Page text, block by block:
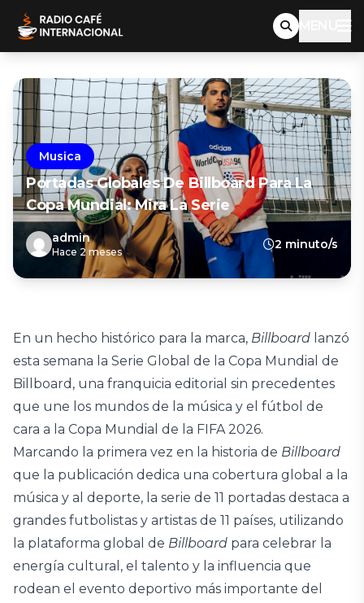
MENU
Musica
Portadas Globales De Billboard Para La
Copa Mundial: Mira La Serie
admin
Hace 2 meses
2 minuto/s
En un hecho histórico para la marca, Billboard lanzó
esta semana la Serie Global de la Copa Mundial de
Billboard, una franquicia editorial sin precedentes
que une los mundos de la música y el fútbol de
cara a la Copa Mundial de la FIFA 2026.
Marcando la primera vez en la historia de Billboard
que la publicación dedica una cobertura global a la
música y al deporte, la serie de 11 portadas destaca a
grandes futbolistas y artistas de 11 países, utilizando
la plataforma global de Billboard para celebrar la
energía cultural, el talento y la influencia que
rodean el evento deportivo más importante del